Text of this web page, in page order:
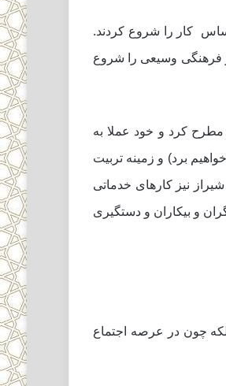
کار را شروع کردند.
فرهنگى وسیعى را شروع
مطرح کرد و خود عملا به
برد) و زمینه تربیت
بر این در شیراز نیز کارهاى خدماتى
و بیکاران و دستگیرى
چون در عرصه اجتماع